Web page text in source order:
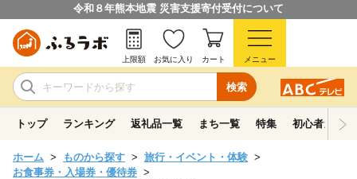
令和８年熊本地震 災害支援寄付受付について
検索
上限額 お気に入り カート メニュー
トップ ランキング 返礼品一覧 まち一覧 特集 初心者ガイド
ホーム ものから探す
旅行・イベント・体験
お食事券・入場券・優待券